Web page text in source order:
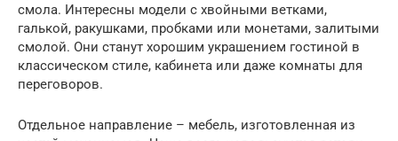
смола. Интересны модели с хвойными ветками,
галькой, ракушками, пробками или монетами, залитыми
смолой. Они станут хорошим украшением гостиной в
классическом стиле, кабинета или даже комнаты для
переговоров.
Отдельное направление – мебель, изготовленная из